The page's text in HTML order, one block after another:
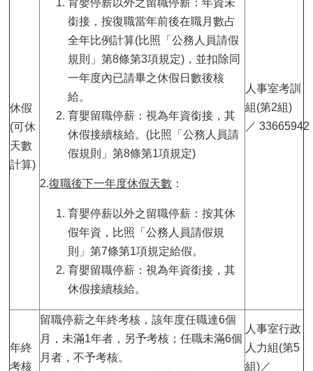
人事室考訓
組(第2組)
／ 33665942
休假
(可休
天數
計算)
銜接，按復職當年前後在職月數占
全年比例計算(比照「公務人員請假
規則」第8條第3項規定)，並扣除同
一年度內已請畢之休假日數後核
給。
育嬰留職停薪：視為年資銜接，其
休假接續核給。(比照「公務人員請
假規則」第8條第1項規定)
2.復職後下一年度休假天數 ：
育嬰停薪以外之留職停薪：按其休
假年資，比照「公務人員請假規
則」第7條第1項規定給假。
育嬰留職停薪：視為年資銜接，其
休假接續核給。
年終
考核
留職停薪之年終考核，該年度任職達6個
月，未滿1年者，另予考核；任職未滿6個
月者，不予考核。
人事室行政
人力組(第5
組)／